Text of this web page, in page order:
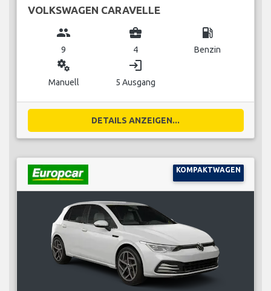
VOLKSWAGEN CARAVELLE
group
9
business_center
4
local_gas_station
Benzin
miscellaneous_services
Manuell
login
5 Ausgang
DETAILS ANZEIGEN...
KOMPAKTWAGEN